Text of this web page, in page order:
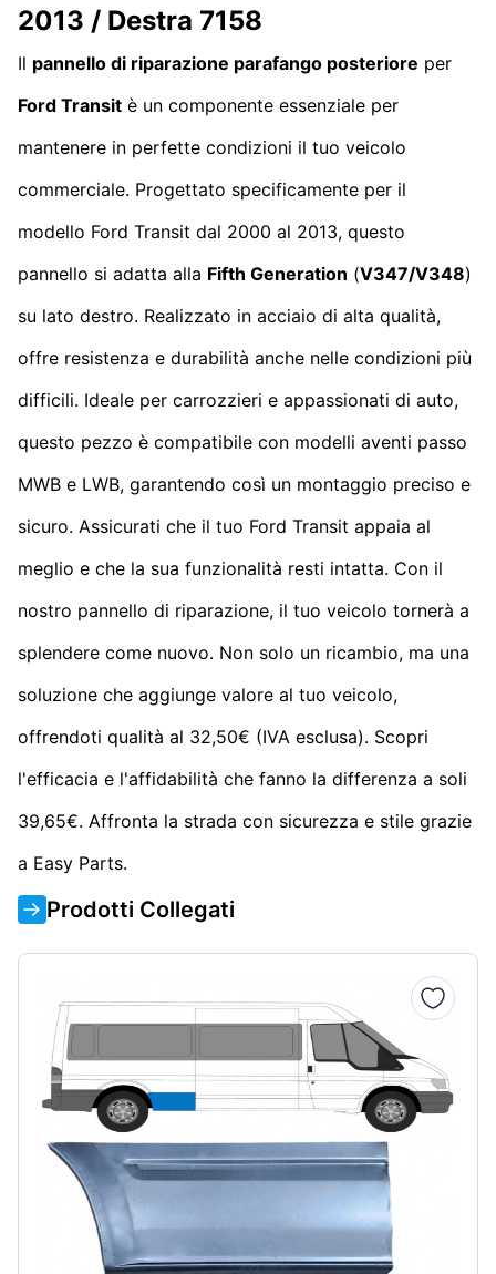
2013 / Destra 7158
Il pannello di riparazione parafango posteriore per
Ford Transit è un componente essenziale per
mantenere in perfette condizioni il tuo veicolo
commerciale. Progettato specificamente per il
modello Ford Transit dal 2000 al 2013, questo
pannello si adatta alla Fifth Generation (V347/V348)
su lato destro. Realizzato in acciaio di alta qualità,
offre resistenza e durabilità anche nelle condizioni più
difficili. Ideale per carrozzieri e appassionati di auto,
questo pezzo è compatibile con modelli aventi passo
MWB e LWB, garantendo così un montaggio preciso e
sicuro. Assicurati che il tuo Ford Transit appaia al
meglio e che la sua funzionalità resti intatta. Con il
nostro pannello di riparazione, il tuo veicolo tornerà a
splendere come nuovo. Non solo un ricambio, ma una
soluzione che aggiunge valore al tuo veicolo,
offrendoti qualità al 32,50€ (IVA esclusa). Scopri
l'efficacia e l'affidabilità che fanno la differenza a soli
39,65€. Affronta la strada con sicurezza e stile grazie
a Easy Parts.
Prodotti Collegati